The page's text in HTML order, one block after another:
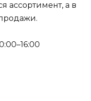
ассортимент, а в